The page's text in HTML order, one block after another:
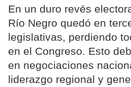
En un duro revés
Río Negro quedó en
legislativas, perdiendo
en el Congreso. Esto
en negociaciones
liderazgo regional y